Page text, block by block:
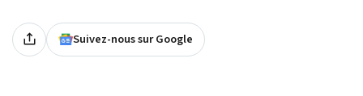
Suivez-nous sur Google